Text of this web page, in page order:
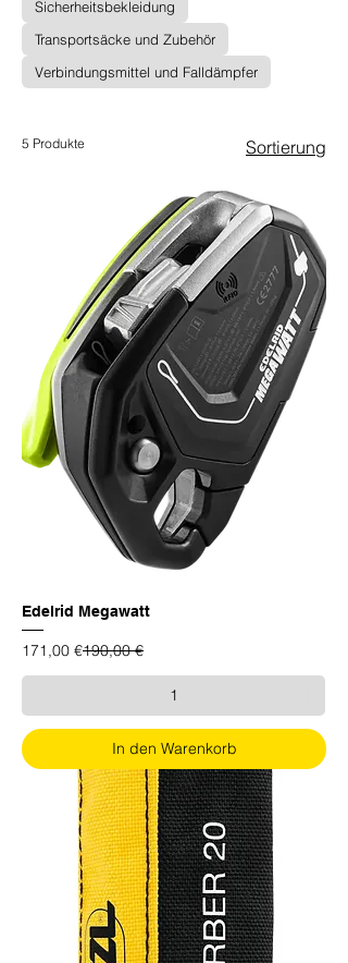
Sicherheitsbekleidung
Transportsäcke und Zubehör
Verbindungsmittel und Falldämpfer
5 Produkte Sortierung
Edelrid Megawatt
Standardpreis
190,00 €
Sale-Preis
171,00 €
In den Warenkorb